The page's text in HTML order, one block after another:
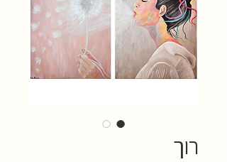
רוך